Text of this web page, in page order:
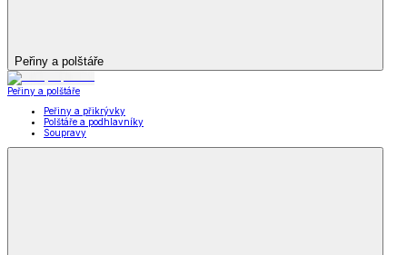
Peřiny a polštáře
Peřiny a polštáře
Peřiny a přikrývky
Polštáře a podhlavníky
Soupravy